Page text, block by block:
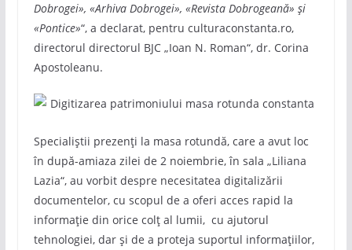
Dobrogei», «Arhiva Dobrogei», «Revista Dobrogeană» și
«Pontice»“, a declarat, pentru culturaconstanta.ro,
directorul directorul BJC „Ioan N. Roman“, dr. Corina
Apostoleanu.
Specialiștii prezenți la masa rotundă, care a avut loc
în după-amiaza zilei de 2 noiembrie, în sala „Liliana
Lazia“, au vorbit despre necesitatea digitalizării
documentelor, cu scopul de a oferi acces rapid la
informație din orice colț al lumii, cu ajutorul
tehnologiei, dar și de a proteja suportul informațiilor,